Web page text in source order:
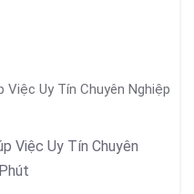
Việc Uy Tín Chuyên Nghiệp
Việc Uy Tín Chuyên